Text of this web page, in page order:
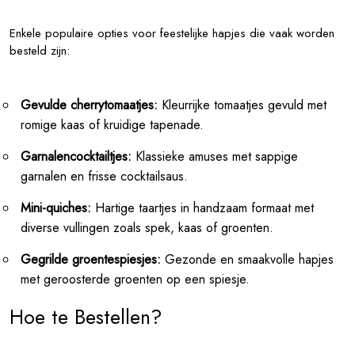
Enkele populaire opties voor feestelijke hapjes die vaak worden
besteld zijn:
Gevulde cherrytomaatjes: Kleurrijke tomaatjes gevuld met
romige kaas of kruidige tapenade.
Garnalencocktailtjes: Klassieke amuses met sappige
garnalen en frisse cocktailsaus.
Mini-quiches: Hartige taartjes in handzaam formaat met
diverse vullingen zoals spek, kaas of groenten.
Gegrilde groentespiesjes: Gezonde en smaakvolle hapjes
met geroosterde groenten op een spiesje.
Hoe te Bestellen?